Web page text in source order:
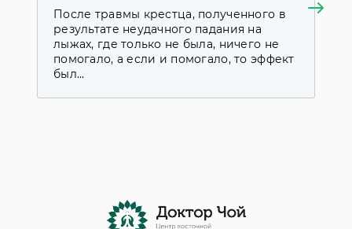
После травмы крестца, полученного в
результате неудачного падания на
лыжах, где только не была, ничего не
помогало, а если и помогало, то эффект
был...